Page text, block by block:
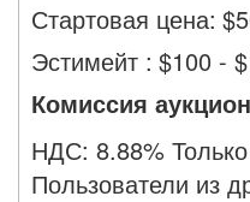
Стартовая цена: $
Эстимейт : $100 -
Комиссия
НДС: 8.88%
Пользователи из